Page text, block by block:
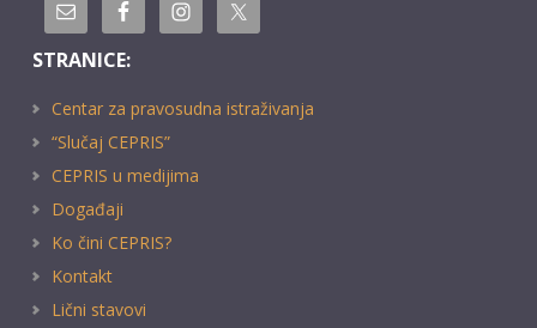
STRANICE:
Centar za pravosudna istraživanja
“Slučaj CEPRIS”
CEPRIS u medijima
Događaji
Ko čini CEPRIS?
Kontakt
Lični stavovi